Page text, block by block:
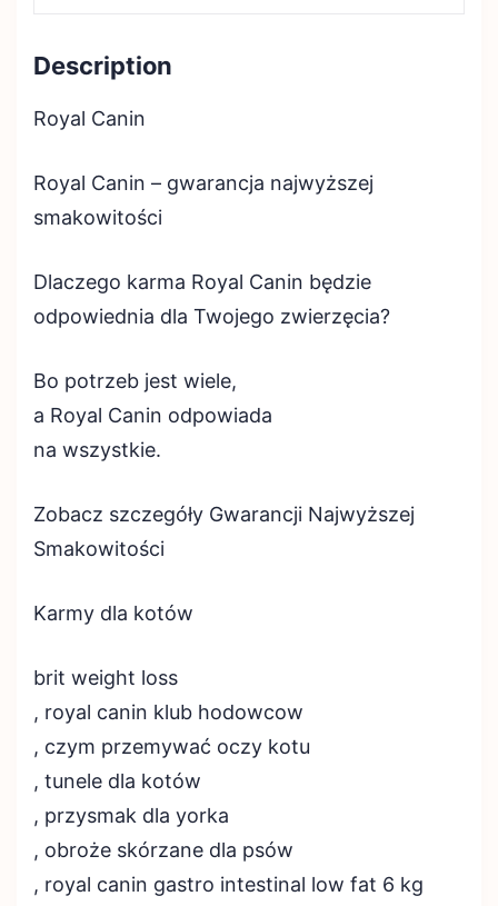
Description
Royal Canin
Royal Canin – gwarancja najwyższej
smakowitości
Dlaczego karma Royal Canin będzie
odpowiednia dla Twojego zwierzęcia?
Bo potrzeb jest wiele,
a Royal Canin odpowiada
na wszystkie.
Zobacz szczegóły Gwarancji Najwyższej
Smakowitości
Karmy dla kotów
brit weight loss
, royal canin klub hodowcow
, czym przemywać oczy kotu
, tunele dla kotów
, przysmak dla yorka
, obroże skórzane dla psów
, royal canin gastro intestinal low fat 6 kg